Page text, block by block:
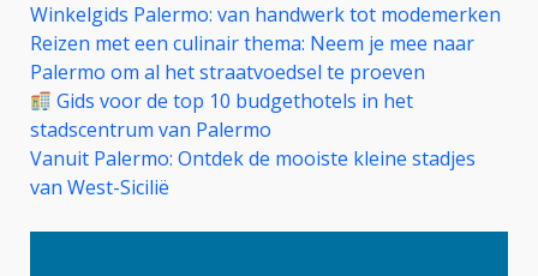
Winkelgids Palermo: van handwerk tot modemerken
Reizen met een culinair thema: Neem je mee naar
Palermo om al het straatvoedsel te proeven
Gids voor de top 10 budgethotels in het
stadscentrum van Palermo
Vanuit Palermo: Ontdek de mooiste kleine stadjes
van West-Sicilië